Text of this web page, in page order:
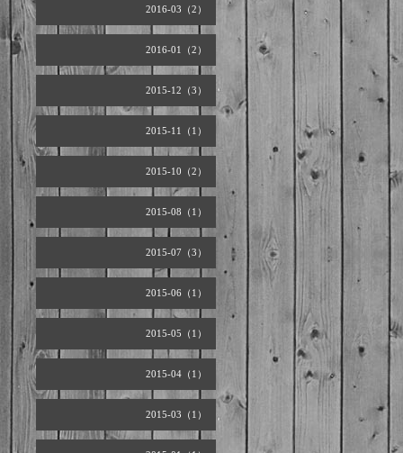
2016-03（2）
2016-01（2）
2015-12（3）
2015-11（1）
2015-10（2）
2015-08（1）
2015-07（3）
2015-06（1）
2015-05（1）
2015-04（1）
2015-03（1）